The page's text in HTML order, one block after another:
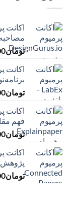
تومان
تومان
فهم
تومان
پژوهش
تومان